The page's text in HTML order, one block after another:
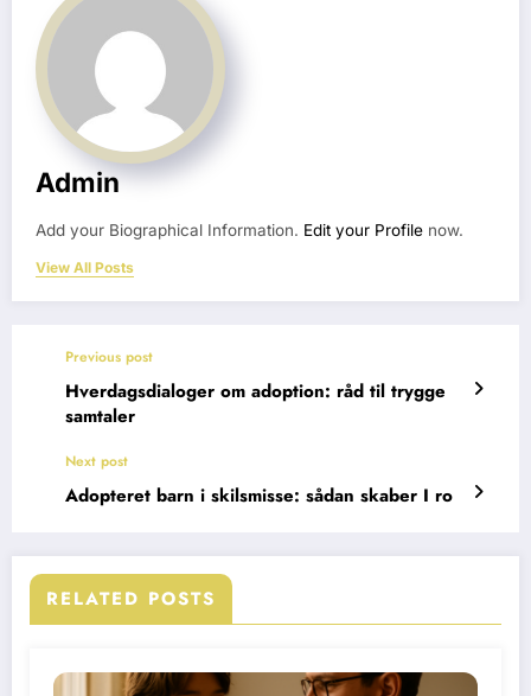
Admin
Add your Biographical Information. Edit your Profile now.
View All Posts
Previous post
Hverdagsdialoger om adoption: råd til trygge
samtaler
Next post
Adopteret barn i skilsmisse: sådan skaber I ro
RELATED POSTS